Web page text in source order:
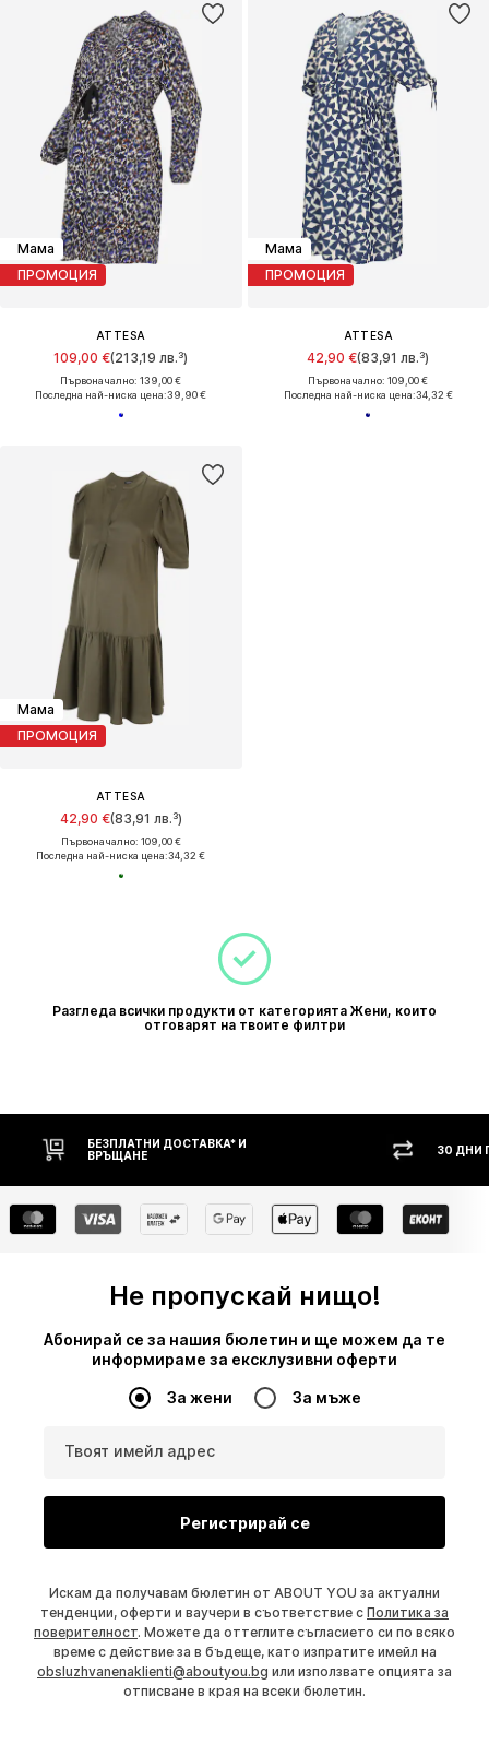
Мама
ПРОМОЦИЯ
ATTESA
109,00 €(213,19 лв.³)
Първоначално: 139,00 €
Последна най-ниска цена:39,90 €
Мама
ПРОМОЦИЯ
ATTESA
42,90 €(83,91 лв.³)
Първоначално: 109,00 €
Последна най-ниска цена:34,32 €
Мама
ПРОМОЦИЯ
ATTESA
42,90 €(83,91 лв.³)
Първоначално: 109,00 €
Последна най-ниска цена:34,32 €
Разгледа всички продукти от категорията Жени, които
отговарят на твоите филтри
30 ДНИ ПРАВО НА ВРЪЩАНЕ
Не пропускай нищо!
Абонирай се за нашия бюлетин и ще можем да те
информираме за ексклузивни оферти
За жени За мъже
Твоят имейл адрес
Регистрирай се
Искам да получавам бюлетин от ABOUT YOU за актуални
тенденции, оферти и ваучери в съответствие с Политика за
поверителност. Можете да оттеглите съгласието си по всяко
време с действие за в бъдеще, като изпратите имейл на
obsluzhvanenaklienti@aboutyou.bg или използвате опцията за
отписване в края на всеки бюлетин.